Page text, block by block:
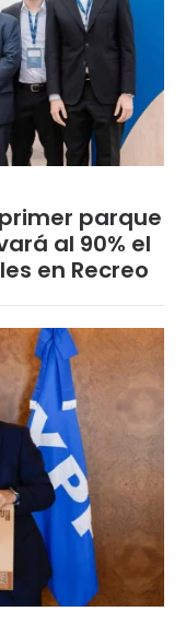
parque
al 90% el
en Recreo